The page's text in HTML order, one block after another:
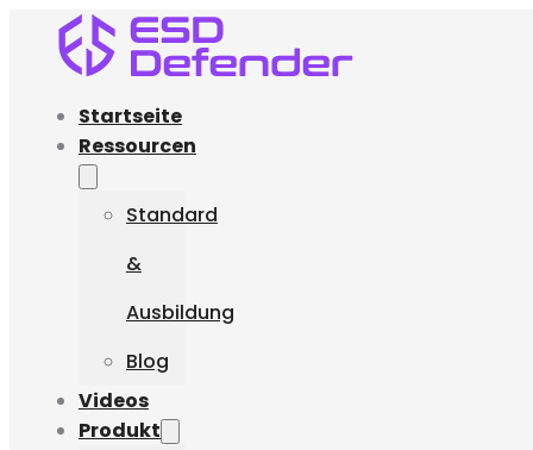
Startseite
Ressourcen
Standard
&
Ausbildung
Blog
Videos
Produkt